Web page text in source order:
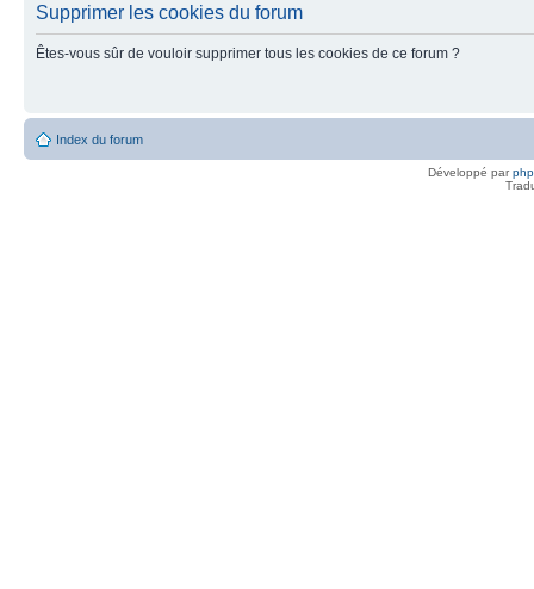
Supprimer les cookies du forum
Êtes-vous sûr de vouloir supprimer tous les cookies de ce forum ?
Index du forum
Développé par